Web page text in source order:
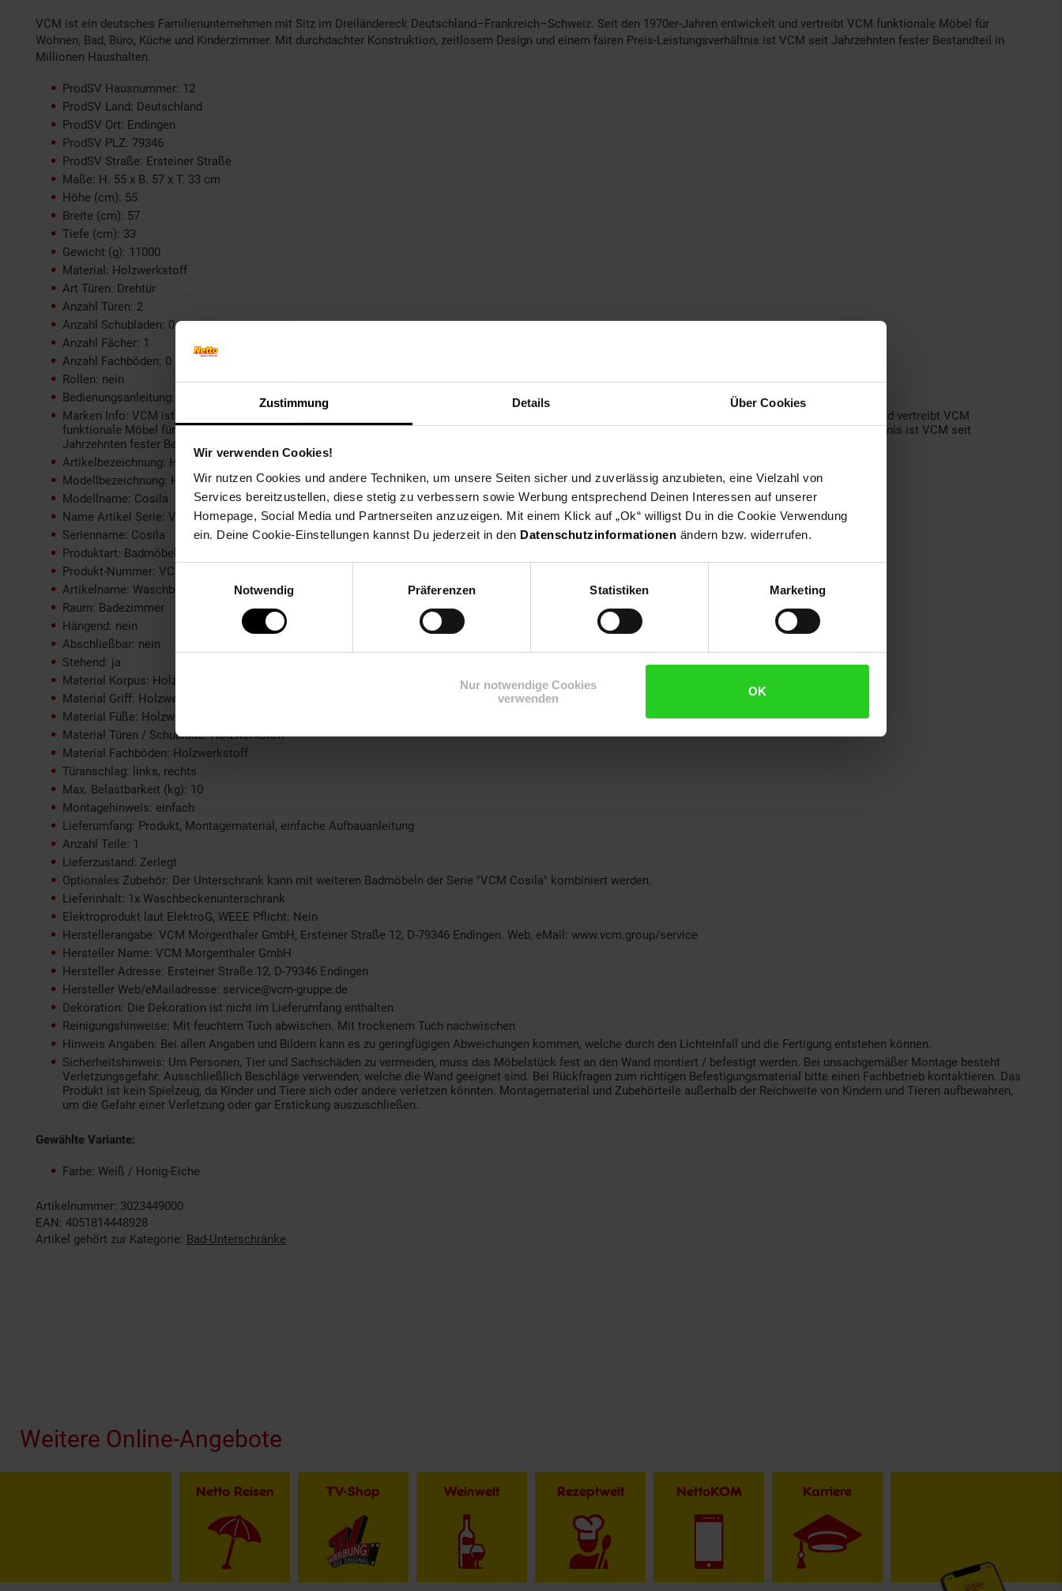
Zustimmung Details Über Cookies
Wir verwenden Cookies!
Wir nutzen Cookies und andere Techniken, um unsere Seiten sicher und zuverlässig anzubieten, eine Vielzahl von
Services bereitzustellen, diese stetig zu verbessern sowie Werbung entsprechend Deinen Interessen auf unserer
Homepage, Social Media und Partnerseiten anzuzeigen. Mit einem Klick auf „Ok“ willigst Du in die Cookie Verwendung
ein. Deine Cookie-Einstellungen kannst Du jederzeit in den Datenschutzinformationen ändern bzw. widerrufen.
Notwendig
Präferenzen Statistiken Marketing
Nur notwendige Cookies
verwenden
OK
VCM ist ein deutsches Familienunternehmen mit Sitz im Dreiländereck Deutschland–Frankreich–Schweiz. Seit den 1970er-Jahren entwickelt und vertreibt VCM funktionale Möbel für
Wohnen, Bad, Büro, Küche und Kinderzimmer. Mit durchdachter Konstruktion, zeitlosem Design und einem fairen Preis-Leistungsverhältnis ist VCM seit Jahrzehnten fester Bestandteil in
Millionen Haushalten.
ProdSV Hausnummer: 12
ProdSV Land: Deutschland
ProdSV Ort: Endingen
ProdSV PLZ: 79346
ProdSV Straße: Ersteiner Straße
Maße: H. 55 x B. 57 x T. 33 cm
Höhe (cm): 55
Breite (cm): 57
Tiefe (cm): 33
Gewicht (g): 11000
Material: Holzwerkstoff
Art Türen: Drehtür
Anzahl Türen: 2
Anzahl Schubladen: 0
Anzahl Fächer: 1
Anzahl Fachböden: 0
Rollen: nein
Bedienungsanleitung: Mehrsprachig
Marken Info: VCM ist ein deutsches Familienunternehmen mit Sitz im Dreiländereck Deutschland–Frankreich–Schweiz. Seit den 1970er-Jahren entwickelt und vertreibt VCM
funktionale Möbel für Wohnen, Bad, Büro, Küche und Kinderzimmer. Mit durchdachter Konstruktion, zeitlosem Design und einem fairen Preis-Leistungsverhältnis ist VCM seit
Jahrzehnten fester Bestandteil in Millionen Haushalten.
Artikelbezeichnung: Holz Badschrank Badunterschrank Cosila
Modellbezeichnung: Holz Badschrank Badunterschrank Waschbecken Cosila
Modellname: Cosila
Name Artikel Serie: VCM Cosila
Serienname: Cosila
Produktart: Badmöbel Waschbeckenunterschrank
Produkt-Nummer: VCM921837
Artikelname: Waschbeckenunterschrank Cosila
Raum: Badezimmer
Hängend: nein
Abschließbar: nein
Stehend: ja
Material Korpus: Holzwerkstoff
Material Griff: Holzwerkstoff
Material Füße: Holzwerkstoff
Material Türen / Schublade: Holzwerkstoff
Material Fachböden: Holzwerkstoff
Türanschlag: links, rechts
Max. Belastbarkeit (kg): 10
Montagehinweis: einfach
Lieferumfang: Produkt, Montagematerial, einfache Aufbauanleitung
Anzahl Teile: 1
Lieferzustand: Zerlegt
Optionales Zubehör: Der Unterschrank kann mit weiteren Badmöbeln der Serie "VCM Cosila" kombiniert werden.
Lieferinhalt: 1x Waschbeckenunterschrank
Elektroprodukt laut ElektroG, WEEE Pflicht: Nein
Herstellerangabe: VCM Morgenthaler GmbH, Ersteiner Straße 12, D-79346 Endingen. Web, eMail: www.vcm.group/service
Hersteller Name: VCM Morgenthaler GmbH
Hersteller Adresse: Ersteiner Straße 12, D-79346 Endingen
Hersteller Web/eMailadresse: service@vcm-gruppe.de
Dekoration: Die Dekoration ist nicht im Lieferumfang enthalten
Reinigungshinweise: Mit feuchtem Tuch abwischen. Mit trockenem Tuch nachwischen
Hinweis Angaben: Bei allen Angaben und Bildern kann es zu geringfügigen Abweichungen kommen, welche durch den Lichteinfall und die Fertigung entstehen können.
Sicherheitshinweis: Um Personen, Tier und Sachschäden zu vermeiden, muss das Möbelstück fest an den Wand montiert / befestigt werden. Bei unsachgemäßer Montage besteht
Verletzungsgefahr. Ausschließlich Beschläge verwenden, welche die Wand geeignet sind. Bei Rückfragen zum richtigen Befestigungsmaterial bitte einen Fachbetrieb kontaktieren. Das
Produkt ist kein Spielzeug, da Kinder und Tiere sich oder andere verletzen könnten. Montagematerial und Zubehörteile außerhalb der Reichweite von Kindern und Tieren aufbewahren,
um die Gefahr einer Verletzung oder gar Erstickung auszuschließen.
Gewählte Variante:
Farbe: Weiß / Honig-Eiche
Artikelnummer: 3023449000
EAN: 4051814448928
Artikel gehört zur Kategorie: Bad-Unterschränke
Weitere Online-Angebote
Netto Reisen TV-Shop Weinwelt Rezeptwelt NettoKOM Karriere